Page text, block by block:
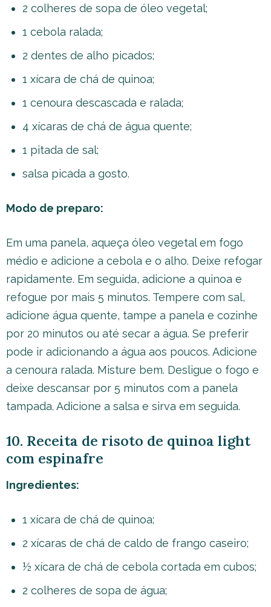
2 colheres de sopa de óleo vegetal;
1 cebola ralada;
2 dentes de alho picados;
1 xícara de chá de quinoa;
1 cenoura descascada e ralada;
4 xícaras de chá de água quente;
1 pitada de sal;
salsa picada a gosto.
Modo de preparo:
Em uma panela, aqueça óleo vegetal em fogo
médio e adicione a cebola e o alho. Deixe refogar
rapidamente. Em seguida, adicione a quinoa e
refogue por mais 5 minutos. Tempere com sal,
adicione água quente, tampe a panela e cozinhe
por 20 minutos ou até secar a água. Se preferir
pode ir adicionando a água aos poucos. Adicione
a cenoura ralada. Misture bem. Desligue o fogo e
deixe descansar por 5 minutos com a panela
tampada. Adicione a salsa e sirva em seguida.
10. Receita de risoto de quinoa light
com espinafre
Ingredientes:
1 xícara de chá de quinoa;
2 xícaras de chá de caldo de frango caseiro;
½ xícara de chá de cebola cortada em cubos;
2 colheres de sopa de água;